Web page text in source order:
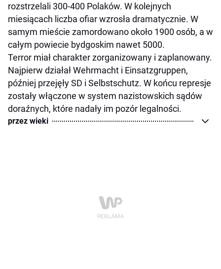
rozstrzelali 300-400 Polaków. W kolejnych
miesiącach liczba ofiar wzrosła dramatycznie. W
samym mieście zamordowano około 1900 osób, a w
całym powiecie bydgoskim nawet 5000.
Terror miał charakter zorganizowany i zaplanowany.
Najpierw działał Wehrmacht i Einsatzgruppen,
później przejęły SD i Selbstschutz. W końcu represje
zostały włączone w system nazistowskich sądów
doraźnych, które nadały im pozór legalności.
przez wieki